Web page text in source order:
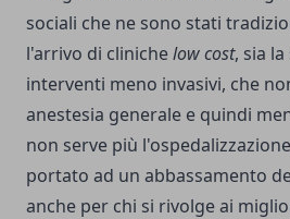
sociali che ne sono stati
l'arrivo di clinichelow cost, sia
interventi meno invasivi, che
anestesia generale e quindi
non serve più
portato ad un abbassamento
anche per chi si rivolge ai